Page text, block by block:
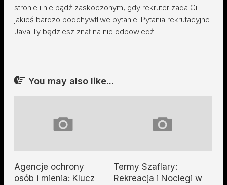
stronie i nie bądź zaskoczonym, gdy rekruter zada Ci
jakieś bardzo podchywtliwe pytanie! Pytania rekrutacyjne
Java Ty będziesz znał na nie odpowiedź.
You may also like...
Agencje ochrony
osób i mienia: Klucz
Termy Szaflary:
Rekreacja i Noclegi w